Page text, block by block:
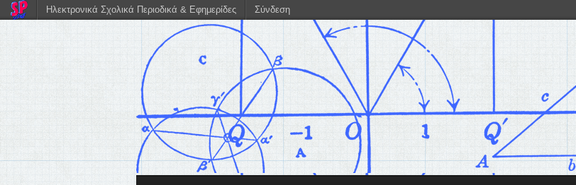
Ηλεκτρονικά Σχολικά Περιοδικά & Εφημερίδες Σύνδεση